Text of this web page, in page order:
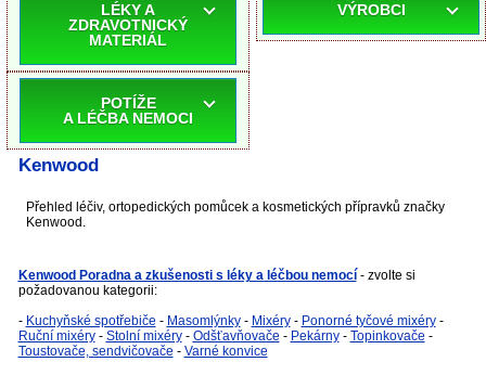
LÉKY A
ZDRAVOTNICKÝ
MATERIÁL
POTÍŽE
A LÉČBA NEMOCI
VÝROBCI
Kenwood
Přehled léčiv, ortopedických pomůcek a kosmetických přípravků značky
Kenwood.
Kenwood Poradna a zkušenosti s léky a léčbou nemocí - zvolte si
požadovanou kategorii:
- Kuchyňské spotřebiče - Masomlýnky- Mixéry- Ponorné tyčové mixéry-
Ruční mixéry- Stolní mixéry- Odšťavňovače - Pekárny- Topinkovače -
Toustovače, sendvičovače - Varné konvice